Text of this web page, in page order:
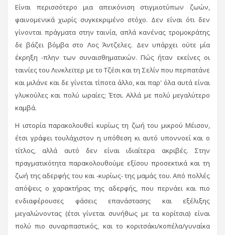
Είναι περισσότερο μια απεικόνιση στιγμιοτύπων ζωών,
φαινομενικά χωρίς συγκεκριμένο στόχο. Δεν είναι ότι δεν
γίνονται πράγματα στην ταινία, απλά κανένας τρομοκράτης
δε βάζει βόμβα στο Λος Άντζελες. Δεν υπάρχει ούτε μία
έκρηξη -πλην των συναισθηματικών. Πώς ήταν εκείνες οι
ταινίες του Λινκλεϊτερ με το Τζέσι και τη Σελίν που περπατάνε
και μιλάνε και δε γίνεται τίποτα άλλο, και παρ' όλα αυτά είναι
γλυκούλες και πολύ ωραίες; Έτσι. Αλλά με πολύ μεγαλύτερο
καμβά.
Η ιστορία παρακολουθεί κυρίως τη ζωή του μικρού Μέισον,
έτσι γράφει τουλάχιστον η υπόθεση κι αυτό υποννοεί και ο
τίτλος, αλλά αυτό δεν είναι ιδιαίτερα ακριβές. Στην
πραγματικότητα παρακολουθούμε εξίσου προσεκτικά και τη
ζωή της αδερφής του και -κυρίως- της μαμάς του. Από πολλές
απόψεις ο χαρακτήρας της αδερφής, που περνάει και πιο
ενδιαφέρουσες φάσεις επανάστασης και εξέλιξης
μεγαλώνοντας (έτσι γίνεται συνήθως με τα κορίτσια) είναι
πολύ πιο συναρπαστικός, και το κοριτσάκι/κοπέλα/γυναίκα